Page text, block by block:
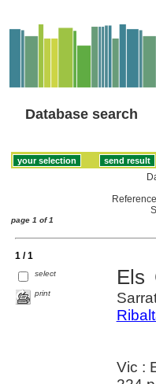
Database search
page 1 of 1
1 / 1
select
print
Els
Vic :